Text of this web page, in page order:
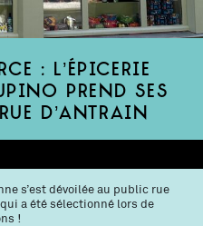
: l’épicerie
prend ses
d’Antrain
s’est dévoilée au public rue
a été sélectionné lors de
!